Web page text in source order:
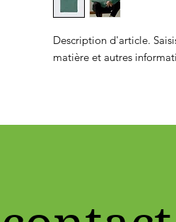
Description d'article.
matière et autres